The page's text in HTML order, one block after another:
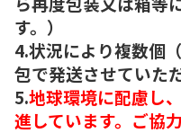
す。）
4.状況により複数個
包で発送させていた
5.地球環境に配慮し
進しています。ご協